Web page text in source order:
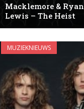
Macklemore & Ryan
Lewis – The Heist
MUZIEKNIEUWS